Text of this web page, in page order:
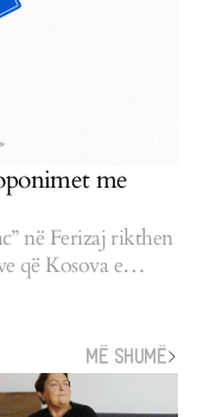
me
në Ferizaj rikthen
që Kosova e
MË SHUMË